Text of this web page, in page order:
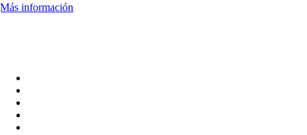
Más información